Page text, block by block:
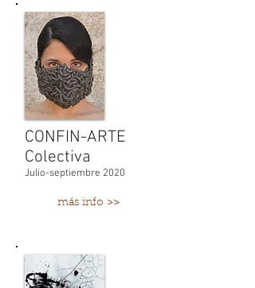
CONFIN-ARTE
Colectiva
Julio-septiembre 2020
más info >>